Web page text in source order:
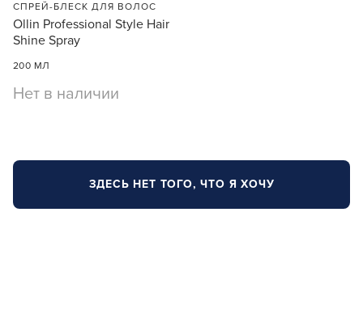
СПРЕЙ-БЛЕСК ДЛЯ ВОЛОС
Ollin Professional Style Hair
Shine Spray
200 МЛ
Нет в наличии
ЗДЕСЬ НЕТ ТОГО, ЧТО Я ХОЧУ
В новом приложении RedHare Market для Android
намного быстрее!